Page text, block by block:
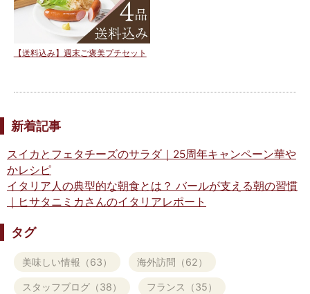
【送料込み】週末ご褒美プチセット
新着記事
スイカとフェタチーズのサラダ｜25周年キャンペーン華や
かレシピ
イタリア人の典型的な朝食とは？ バールが支える朝の習慣
｜ヒサタニミカさんのイタリアレポート
タグ
美味しい情報（63） 海外訪問（62）
スタッフブログ（38） フランス（35）